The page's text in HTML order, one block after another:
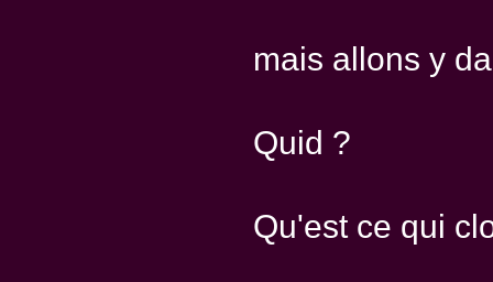
mais allons y
Quid ?
Qu'est ce qui